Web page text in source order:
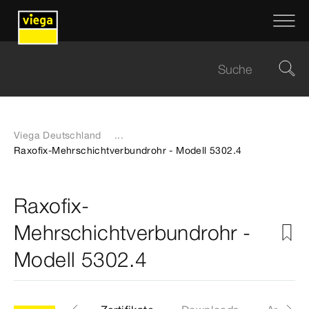
Viega Deutschland
...
Raxofix-Mehrschichtverbundrohr - Modell 5302.4
Raxofix-
Mehrschichtverbundrohr -
Modell 5302.4